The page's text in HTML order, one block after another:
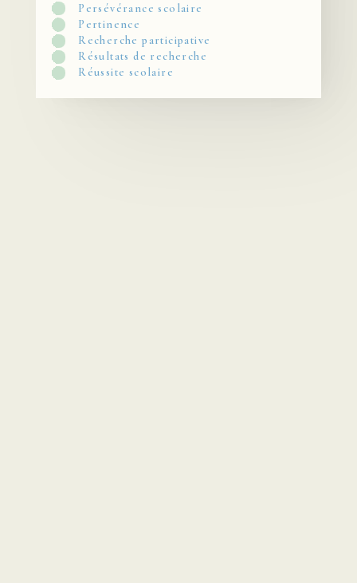
Persévérance scolaire
Pertinence
Recherche participative
Résultats de recherche
Réussite scolaire